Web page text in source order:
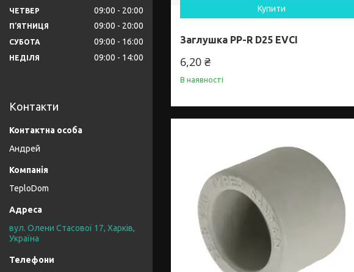
Купити
Заглушка PP-R D25 EVCI
6,20 ₴
В наявності
ЧЕТВЕР 09:00 20:00
ПʼЯТНИЦЯ 09:00 20:00
СУБОТА 09:00 16:00
НЕДІЛЯ 09:00 14:00
Контакти
Андрей
TeploDom
вул. Олени Стасової 17, Харків,
Україна